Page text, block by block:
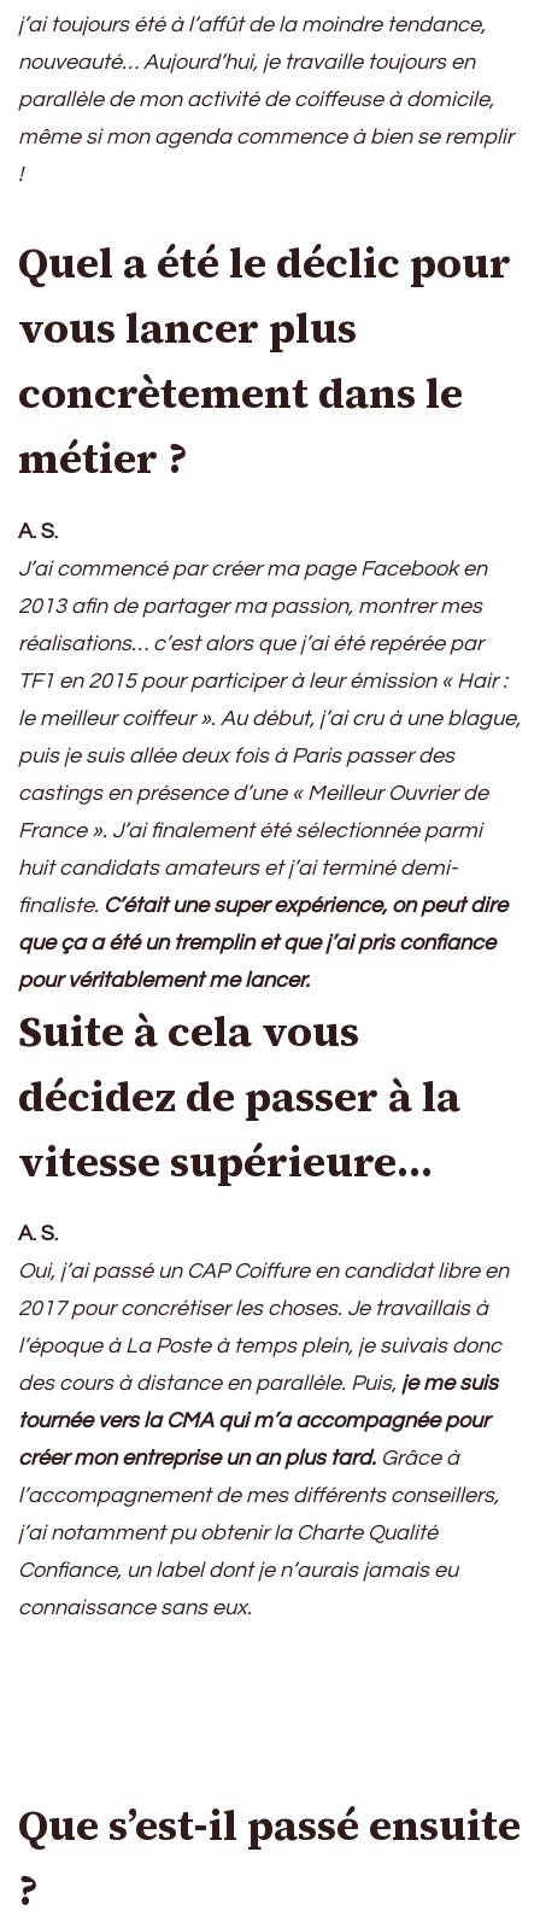
j’ai toujours été à l’affût de la moindre tendance,
nouveauté… Aujourd’hui, je travaille toujours en
parallèle de mon activité de coiffeuse à domicile,
même si mon agenda commence à bien se remplir
!
Quel a été le déclic pour
vous lancer plus
concrètement dans le
métier ?
A. S.
J’ai commencé par créer ma page Facebook en
2013 afin de partager ma passion, montrer mes
réalisations… c’est alors que j’ai été repérée par
TF1 en 2015 pour participer à leur émission « Hair :
le meilleur coiffeur ». Au début, j’ai cru à une blague,
puis je suis allée deux fois à Paris passer des
castings en présence d’une « Meilleur Ouvrier de
France ». J’ai finalement été sélectionnée parmi
huit candidats amateurs et j’ai terminé demi-
finaliste. C’était une super expérience, on peut dire
que ça a été un tremplin et que j’ai pris confiance
pour véritablement me lancer.
Suite à cela vous
décidez de passer à la
vitesse supérieure…
A. S.
Oui, j’ai passé un CAP Coiffure en candidat libre en
2017 pour concrétiser les choses. Je travaillais à
l’époque à La Poste à temps plein, je suivais donc
des cours à distance en parallèle. Puis, je me suis
tournée vers la CMA qui m’a accompagnée pour
créer mon entreprise un an plus tard. Grâce à
l’accompagnement de mes différents conseillers,
j’ai notamment pu obtenir la Charte Qualité
Confiance, un label dont je n’aurais jamais eu
connaissance sans eux.
Que s’est-il passé ensuite
?